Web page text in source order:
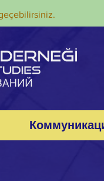
geçebilirsiniz.